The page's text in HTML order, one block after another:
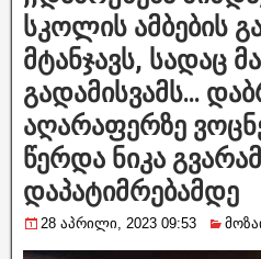
სკოლის ამბების
მტანჯავს, სადაც
გადამისვამს…
აღარაფერზე
წერდა ნიკა
დაპატიმრებამდე
28 აპრილი, 2023 09:53